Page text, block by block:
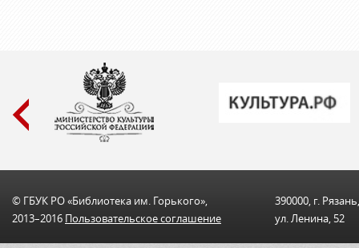
© ГБУК РО «Библиотека им. Горького»,
2013–2016 Пользовательскоe соглашениe
390000, г. Рязань,
ул. Ленина, 52